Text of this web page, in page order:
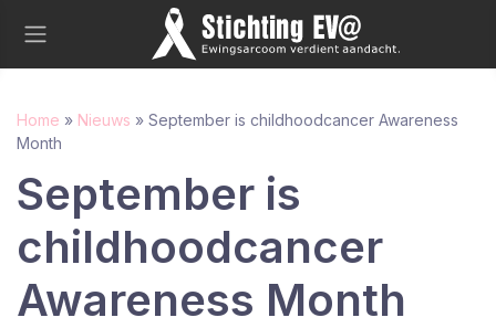
Home » Nieuws » September is childhoodcancer Awareness
Month
September is
childhoodcancer
Awareness Month